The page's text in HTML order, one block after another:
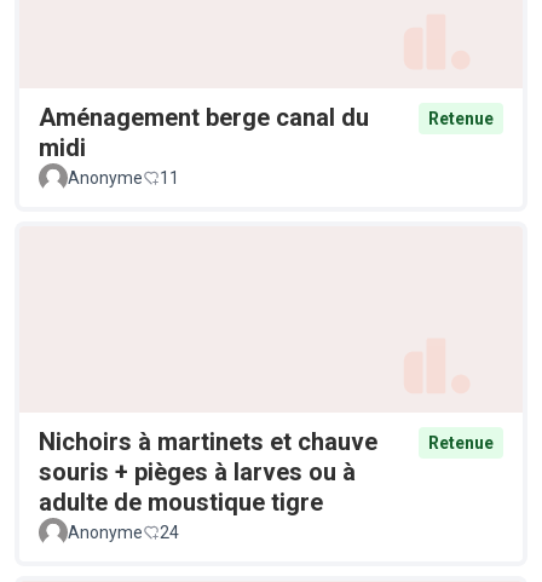
Aménagement berge canal du
midi
Retenue
Anonyme 11
Nichoirs à martinets et chauve
souris + pièges à larves ou à
adulte de moustique tigre
Retenue
Anonyme 24